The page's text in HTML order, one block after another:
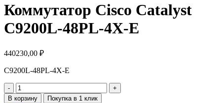
Коммутатор Cisco Catalyst
C9200L-48PL-4X-E
440230,00 ₽
C9200L-48PL-4X-E
В корзину Покупка в 1 клик